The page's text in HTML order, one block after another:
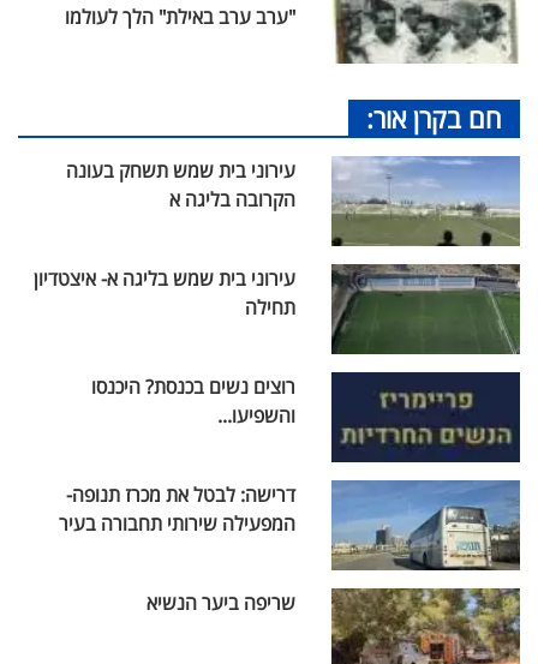
"ערב ערב באילת" הלך לעולמו
חם בקרן אור:
עירוני בית שמש תשחק בעונה
הקרובה בליגה א
עירוני בית שמש בליגה א- איצטדיון
תחילה
רוצים נשים בכנסת? היכנסו
והשפיעו...
דרישה: לבטל את מכרז תנופה-
המפעילה שירותי תחבורה בעיר
שריפה ביער הנשיא